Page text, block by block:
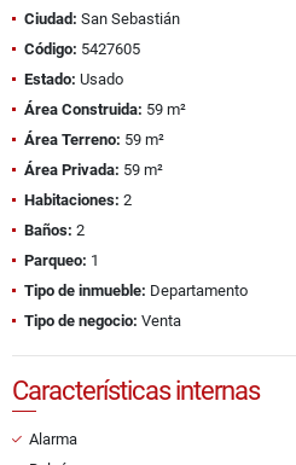
Ciudad: San Sebastián
Código: 5427605
Estado: Usado
Área Construida: 59 m²
Área Terreno: 59 m²
Área Privada: 59 m²
Habitaciones: 2
Baños: 2
Parqueo: 1
Tipo de inmueble: Departamento
Tipo de negocio: Venta
Características internas
Alarma